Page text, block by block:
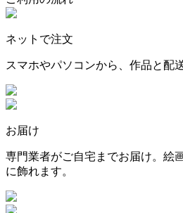
ネットで注文
スマホやパソコンから、作品と配
お届け
専門業者がご自宅までお届け。絵
に飾れます。